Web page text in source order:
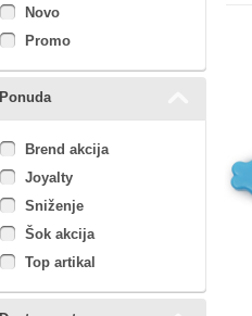
Novo
Promo
Ponuda
Brend akcija
Joyalty
Sniženje
Šok akcija
Top artikal